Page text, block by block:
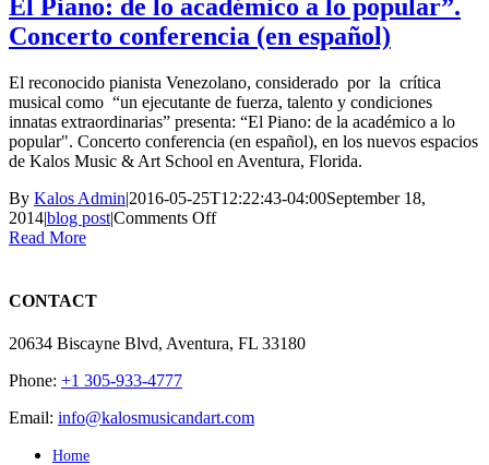
El Piano: de lo académico a lo popular”.
Concerto conferencia (en español)
El reconocido pianista Venezolano, considerado por la crítica
musical como “un ejecutante de fuerza, talento y condiciones
innatas extraordinarias” presenta: “El Piano: de la académico a lo
popular". Concerto conferencia (en español), en los nuevos espacios
de Kalos Music & Art School en Aventura, Florida.
By Kalos Admin|2016-05-25T12:22:43-04:00September 18,
2014|blog post|Comments Offon
lo
conferencia
Read More
CONTACT
20634 Biscayne Blvd, Aventura, FL 33180
Phone: +1 305-933-4777
Email: info@kalosmusicandart.com
Home